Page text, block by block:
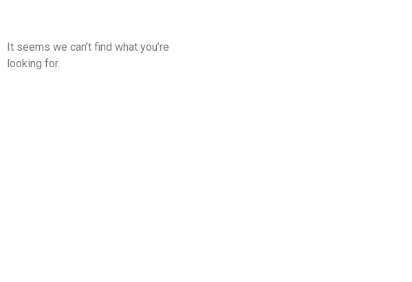
It seems we can’t find what you’re
looking for.